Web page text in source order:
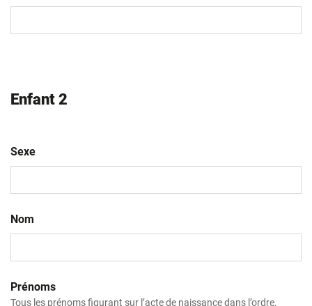
MM
Enfant 2
Sexe
Nom
Prénoms
Tous les prénoms figurant sur l’acte de naissance dans l’ordre,